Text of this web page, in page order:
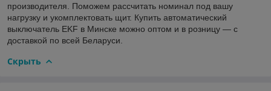
производителя. Поможем рассчитать номинал под вашу
нагрузку и укомплектовать щит. Купить автоматический
выключатель EKF в Минске можно оптом и в розницу — с
доставкой по всей Беларуси.
Скрыть